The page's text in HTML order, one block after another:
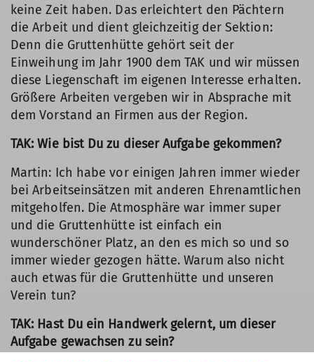
keine Zeit haben. Das erleichtert den Pächtern
die Arbeit und dient gleichzeitig der Sektion:
Denn die Gruttenhütte gehört seit der
Einweihung im Jahr 1900 dem TAK und wir müssen
diese Liegenschaft im eigenen Interesse erhalten.
Größere Arbeiten vergeben wir in Absprache mit
dem Vorstand an Firmen aus der Region.
TAK: Wie bist Du zu dieser Aufgabe gekommen?
Martin: Ich habe vor einigen Jahren immer wieder
bei Arbeitseinsätzen mit anderen Ehrenamtlichen
mitgeholfen. Die Atmosphäre war immer super
und die Gruttenhütte ist einfach ein
wunderschöner Platz, an den es mich so und so
immer wieder gezogen hätte. Warum also nicht
auch etwas für die Gruttenhütte und unseren
Verein tun?
TAK: Hast Du ein Handwerk gelernt, um dieser
Aufgabe gewachsen zu sein?